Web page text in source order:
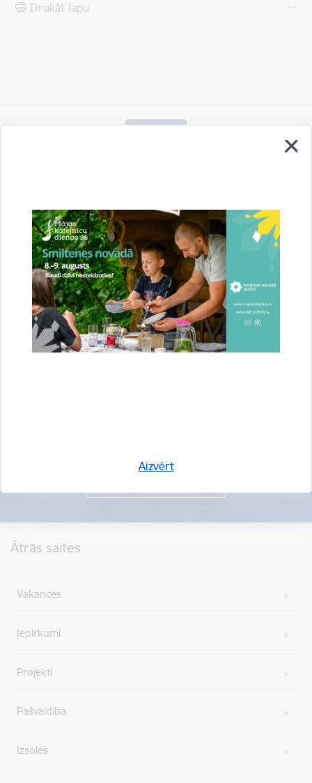
Aizvērt
Drukāt lapu
Vai šī informācija bija noderīga?
Sniegt atsauksmi
Ātrās saites
Vakances
Iepirkumi
Projekti
Pašvaldība
Izsoles